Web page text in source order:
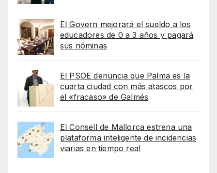
El Govern mejorará el sueldo a los
educadores de 0 a 3 años y pagará
sus nóminas
El PSOE denuncia que Palma es la
cuarta ciudad con más atascos por
el «fracaso» de Galmés
El Consell de Mallorca estrena una
plataforma inteligente de incidencias
viarias en tiempo real